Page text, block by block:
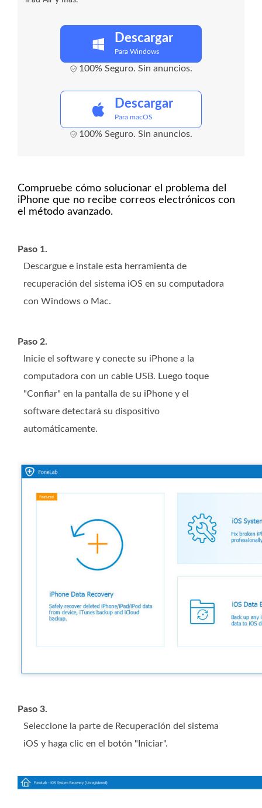
Descargar
Para Windows
100% Seguro. Sin anuncios.
Descargar
Para macOS
100% Seguro. Sin anuncios.
Compruebe cómo solucionar el problema del
iPhone que no recibe correos electrónicos con
el método avanzado.
Paso 1.
Descargue e instale esta herramienta de
recuperación del sistema iOS en su computadora
con Windows o Mac.
Paso 2.
Inicie el software y conecte su iPhone a la
computadora con un cable USB. Luego toque
"Confiar" en la pantalla de su iPhone y el
software detectará su dispositivo
automáticamente.
Paso 3.
Seleccione la parte de Recuperación del sistema
iOS y haga clic en el botón "Iniciar".